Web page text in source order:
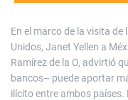
En el marco de la visita
Unidos, Janet Yellen a
Ramírez de la O, advirtió
bancos– puede aportar
ilícito entre ambos